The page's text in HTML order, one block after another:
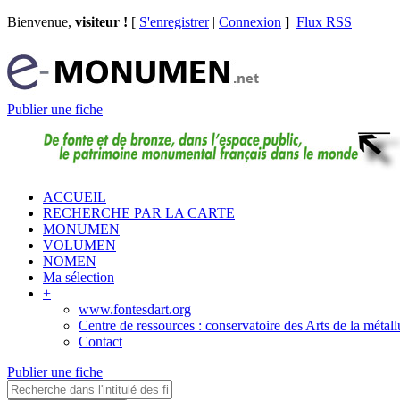
Bienvenue, visiteur ! [ S'enregistrer| Connexion ] Flux RSS
Publier une fiche
ACCUEIL
RECHERCHE PAR LA CARTE
MONUMEN
VOLUMEN
NOMEN
Ma sélection
+
www.fontesdart.org
Centre de ressources : conservatoire des Arts de la
Contact
Publier une fiche